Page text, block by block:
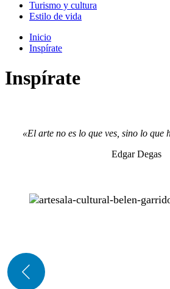
Turismo y cultura
Estilo de vida
Inicio
Inspírate
Inspírate
«El arte no es lo que ves, sino lo que
Edgar Degas